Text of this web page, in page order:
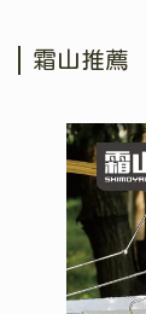
霜山推薦